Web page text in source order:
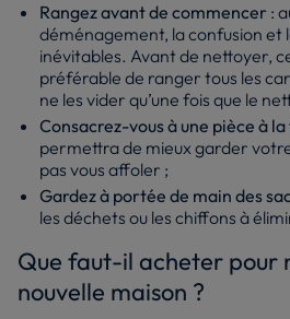
Rangez avant de commencer :
déménagement, la confusion et
inévitables. Avant de nettoyer,
préférable de ranger tous les
ne les vider qu’une fois que le
Consacrez-vous à une pièce à
permettra de mieux garder
pas vous affoler ;
Gardez à portée de main des
les déchets ou les chiffons à
Que faut-il acheter pour
nouvelle maison ?